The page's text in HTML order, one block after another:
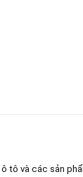
tô và các sản